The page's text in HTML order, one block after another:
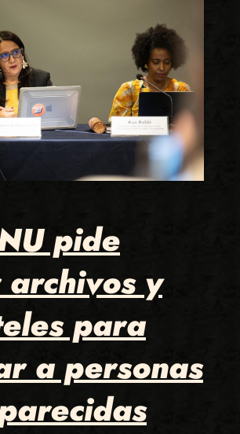
pide
y
para
a personas